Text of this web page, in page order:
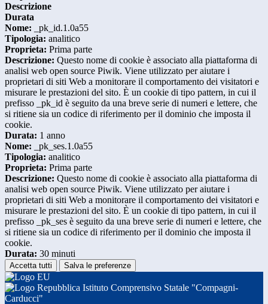
Descrizione
Durata
Nome: _pk_id.1.0a55
Tipologia: analitico
Proprieta: Prima parte
Descrizione: Questo nome di cookie è associato alla piattaforma di
analisi web open source Piwik. Viene utilizzato per aiutare i
proprietari di siti Web a monitorare il comportamento dei visitatori e
misurare le prestazioni del sito. È un cookie di tipo pattern, in cui il
prefisso _pk_id è seguito da una breve serie di numeri e lettere, che
si ritiene sia un codice di riferimento per il dominio che imposta il
cookie.
Durata: 1 anno
Nome: _pk_ses.1.0a55
Tipologia: analitico
Proprieta: Prima parte
Descrizione: Questo nome di cookie è associato alla piattaforma di
analisi web open source Piwik. Viene utilizzato per aiutare i
proprietari di siti Web a monitorare il comportamento dei visitatori e
misurare le prestazioni del sito. È un cookie di tipo pattern, in cui il
prefisso _pk_ses è seguito da una breve serie di numeri e lettere, che
si ritiene sia un codice di riferimento per il dominio che imposta il
cookie.
Durata: 30 minuti
Accetta tutti Salva le preferenze
Istituto Comprensivo Statale "Compagni-
Carducci"